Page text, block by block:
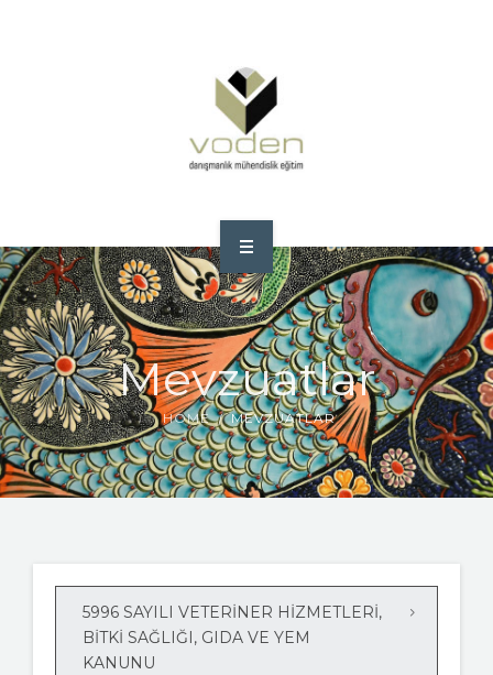
ANA SAYFA
HAKKIMIZDA
HIZMETLERIMIZ
STANDARTLAR
REFERANSLAR
Mevzuatlar
HOME MEVZUATLAR
5996 SAYILI VETERINER HIZMETLERI,
BITKI SAĞLIĞI, GIDA VE YEM
KANUNU